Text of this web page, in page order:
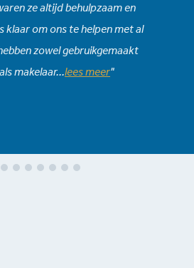
ze altijd behulpzaam en
klaar om ons te helpen met al
zowel gebruikgemaakt
makelaar...lees meer